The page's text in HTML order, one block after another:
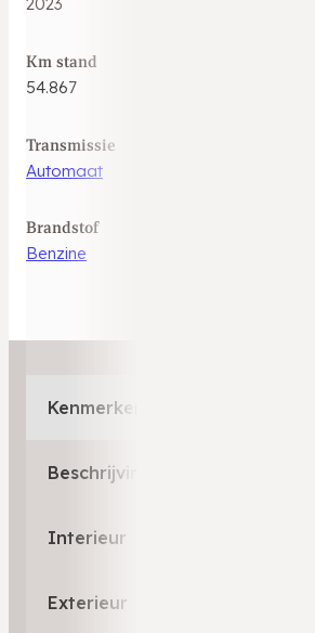
Km stand
54.867
Transmissie
Automaat
Brandstof
Benzine
Kenmerken
Beschrijving
Interieur
Exterieur